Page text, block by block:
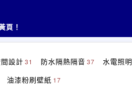
頁！
設計 31 防水隔熱隔音 37 水電照明
油漆粉刷壁紙 17